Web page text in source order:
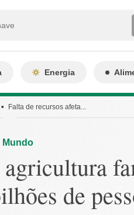
Energia
Falta de recursos afeta...
Mundo
agricultura
de